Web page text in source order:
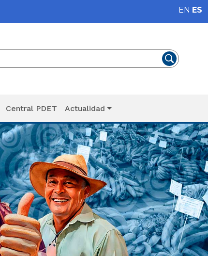
EN ES
Central PDET Actualidad